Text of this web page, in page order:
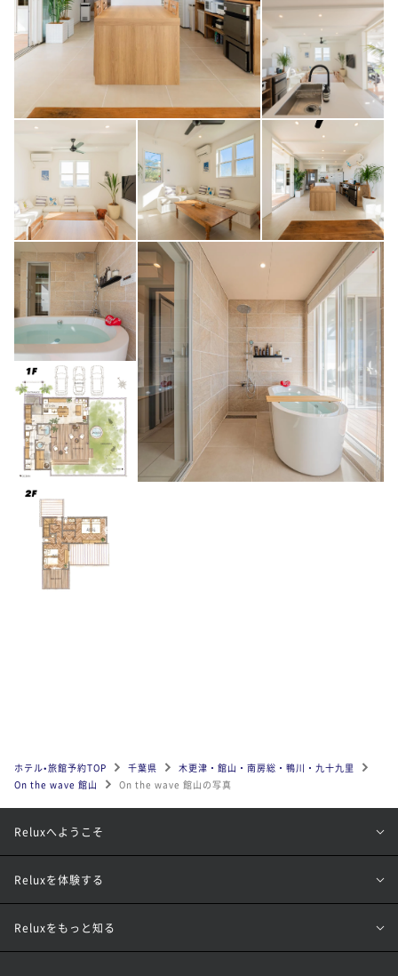
ホテル•旅館予約TOP 千葉県
木更津・館山・南房総・鴨川・九十九里
On the wave 館山
On the wave 館山の写真
Reluxへようこそ
Reluxを体験する
Reluxをもっと知る